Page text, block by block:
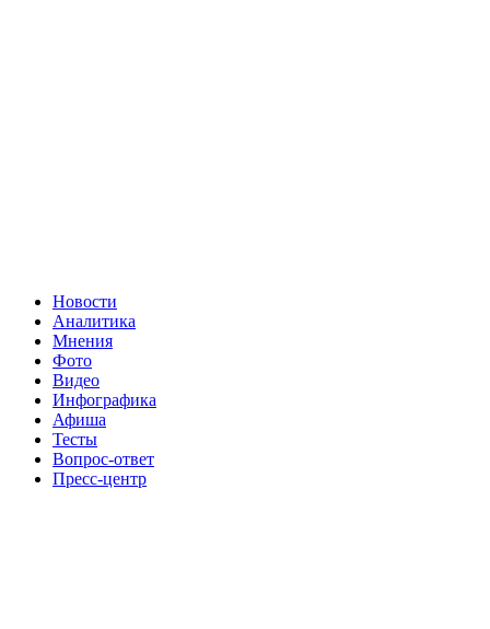
Новости
Аналитика
Мнения
Фото
Видео
Инфографика
Афиша
Тесты
Вопрос-ответ
Пресс-центр